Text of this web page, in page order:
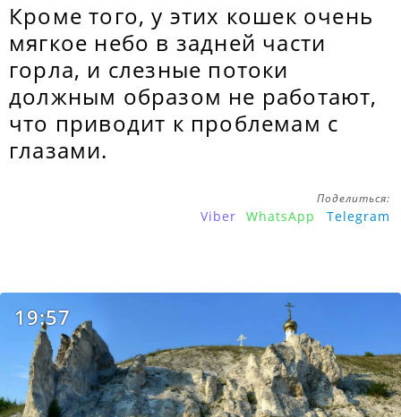
Кроме того, у этих кошек очень
мягкое небо в задней части
горла, и слезные потоки
должным образом не работают,
что приводит к проблемам с
глазами.
Поделиться:
Viber WhatsApp Telegram
19:57